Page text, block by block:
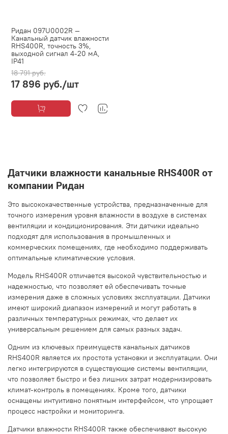
Ридан 097U0002R —
Канальный датчик влажности
RHS400R, точность 3%,
выходной сигнал 4-20 мА,
IP41
18 791 руб.
17 896 руб./шт
Датчики влажности канальные RHS400R от
компании Ридан
Это высококачественные устройства, предназначенные для
точного измерения уровня влажности в воздухе в системах
вентиляции и кондиционирования. Эти датчики идеально
подходят для использования в промышленных и
коммерческих помещениях, где необходимо поддерживать
оптимальные климатические условия.
Модель RHS400R отличается высокой чувствительностью и
надежностью, что позволяет ей обеспечивать точные
измерения даже в сложных условиях эксплуатации. Датчики
имеют широкий диапазон измерений и могут работать в
различных температурных режимах, что делает их
универсальным решением для самых разных задач.
Одним из ключевых преимуществ канальных датчиков
RHS400R является их простота установки и эксплуатации. Они
легко интегрируются в существующие системы вентиляции,
что позволяет быстро и без лишних затрат модернизировать
климат-контроль в помещениях. Кроме того, датчики
оснащены интуитивно понятным интерфейсом, что упрощает
процесс настройки и мониторинга.
Датчики влажности RHS400R также обеспечивают высокую